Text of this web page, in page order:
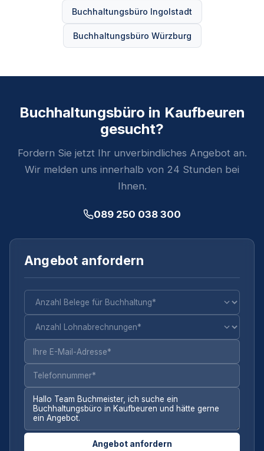
Buchhaltungsbüro Ingolstadt
Buchhaltungsbüro Würzburg
Buchhaltungsbüro in Kaufbeuren
gesucht?
Fordern Sie jetzt Ihr unverbindliches Angebot an.
Wir melden uns innerhalb von 24 Stunden bei
Ihnen.
089 250 038 300
Angebot anfordern
Angebot anfordern